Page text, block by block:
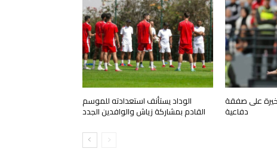
على صفقة
دفاعية
الوداد يستأنف استعدادته للموسم
القادم بمشاركة زياش والوافدين الجدد